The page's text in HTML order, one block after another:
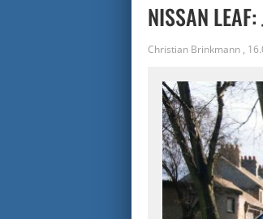
NISSAN
Christian Brinkmann ,